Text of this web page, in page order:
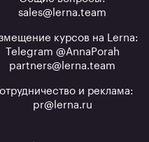
sales@lerna.team
курсов на Lerna:
Telegram @AnnaPorah
partners@lerna.team
и реклама:
pr@lerna.ru